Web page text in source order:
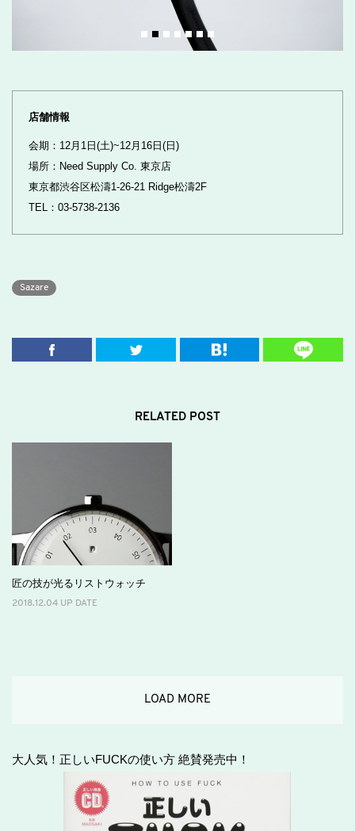
店舗情報
会期：12月1日(土)~12月16日(日)
場所：Need Supply Co. 東京店
東京都渋谷区松濤1-26-21 Ridge松濤2F
TEL：03-5738-2136
Sazare
RELATED POST
匠の技が光るリストウォッチ
2018.12.04 UP DATE
LOAD MORE
大人気！正しいFUCKの使い方 絶賛発売中！